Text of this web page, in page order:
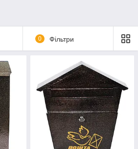
0 Фільтри